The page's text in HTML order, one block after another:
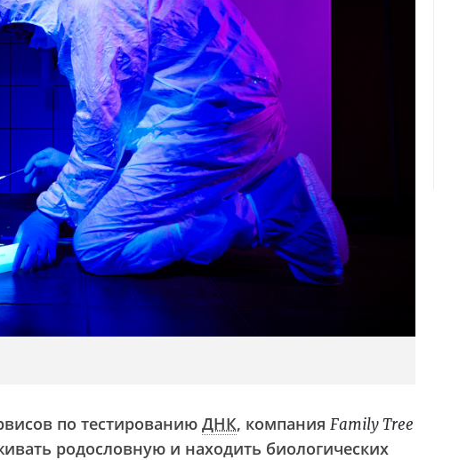
по тестированию ДНК, компания Family Tree
родословную и находить биологических